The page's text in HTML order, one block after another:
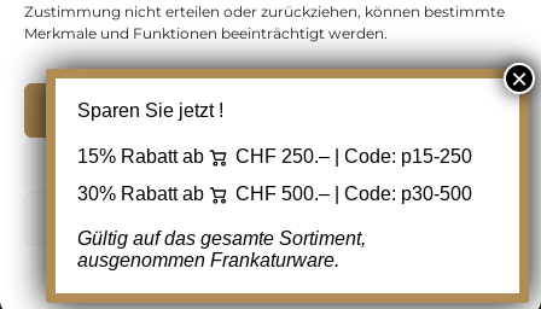
Zustimmung nicht erteilen oder zurückziehen, können bestimmte
Merkmale und Funktionen beeinträchtigt werden.
Ablehnen
Zensurbelege Schweiz
Copyright 2012 - 2024 URAY GmbH | All Rights
Reserved |
PCI Data Security Standards |
Facebook
Sparen Sie jetzt !
15% Rabatt ab CHF 250.– | Code: p15-250
30% Rabatt ab
CHF 500.– | Code: p30-500
Gültig auf das gesamte Sortiment,
ausgenommen Frankaturware.